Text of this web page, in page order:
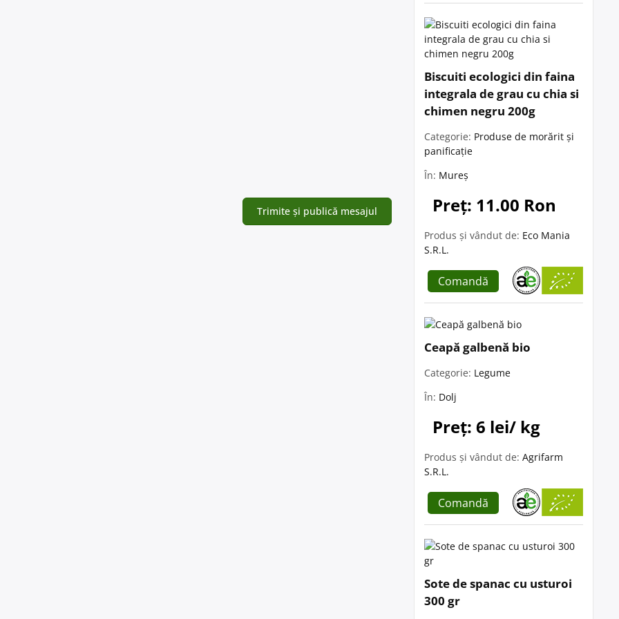
Biscuiti ecologici din faina
integrala de grau cu chia si
chimen negru 200g
Categorie: Produse de morărit și
panificație
În: Mureș
Preț: 11.00 Ron
Produs și vândut de: Eco Mania
S.R.L.
Comandă
Ceapă galbenă bio
Categorie: Legume
În: Dolj
Preț: 6 lei/ kg
Produs și vândut de: Agrifarm
S.R.L.
Comandă
Sote de spanac cu usturoi
300 gr